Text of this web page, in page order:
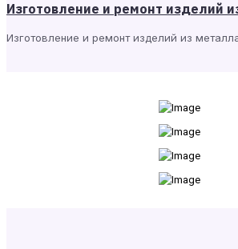
Изготовление и ремонт изделий
Изготовление и ремонт изделий из